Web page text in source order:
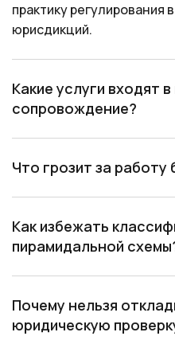
практику регулирования
юрисдикций.
Какие услуги входят
сопровождение?
Что грозит за работу
Как избежать
пирамидальной
Почему нельзя
юридическую